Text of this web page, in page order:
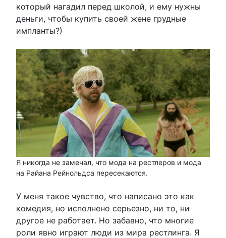
который нагадил перед школой, и ему нужны
деньги, чтобы купить своей жене грудные
импланты?)
Я никогда не замечал, что мода на рестлеров и мода
на Райана Рейнольдса пересекаются.
У меня такое чувство, что написано это как
комедия, но исполнено серьезно, ни то, ни
другое не работает. Но забавно, что многие
роли явно играют люди из мира рестлинга. Я